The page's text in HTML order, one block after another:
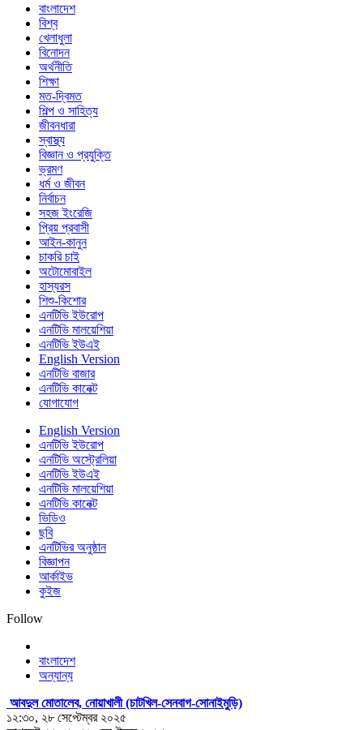
বাংলাদেশ
বিশ্ব
খেলাধুলা
বিনোদন
অর্থনীতি
শিক্ষা
মত-দ্বিমত
শিল্প ও সাহিত্য
জীবনধারা
স্বাস্থ্য
বিজ্ঞান ও প্রযুক্তি
ভ্রমণ
ধর্ম ও জীবন
নির্বাচন
সহজ ইংরেজি
প্রিয় প্রবাসী
আইন-কানুন
চাকরি চাই
অটোমোবাইল
হাস্যরস
শিশু-কিশোর
এনটিভি ইউরোপ
এনটিভি মালয়েশিয়া
এনটিভি ইউএই
English Version
এনটিভি বাজার
এনটিভি কানেক্ট
যোগাযোগ
English Version
এনটিভি ইউরোপ
এনটিভি অস্ট্রেলিয়া
এনটিভি ইউএই
এনটিভি মালয়েশিয়া
এনটিভি কানেক্ট
ভিডিও
ছবি
এনটিভির অনুষ্ঠান
বিজ্ঞাপন
আর্কাইভ
কুইজ
Follow
বাংলাদেশ
অন্যান্য
আবদুল মোতালেব, নোয়াখালী (চাটখিল-সেনবাগ-সোনাইমুড়ি)
১২:৩০, ২৮ সেপ্টেম্বর ২০২৫